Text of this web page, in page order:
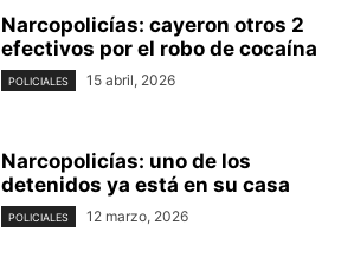
Narcopolicías: cayeron otros 2
efectivos por el robo de cocaína
POLICIALES 15 abril, 2026
Narcopolicías: uno de los
detenidos ya está en su casa
POLICIALES 12 marzo, 2026